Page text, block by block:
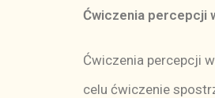
Ćwiczenia percepcji
Ćwiczenia percepcji
celu ćwiczenie